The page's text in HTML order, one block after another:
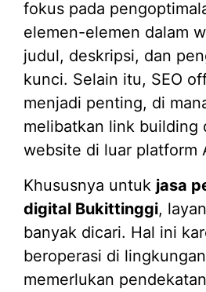
fokus pada
elemen-elemen dalam
judul, deskripsi, dan
kunci. Selain itu, SEO
menjadi penting, di
melibatkan link building
website di luar platform
Khususnya untuk jasa
digital Bukittinggi,
banyak dicari. Hal ini
beroperasi di
memerlukan